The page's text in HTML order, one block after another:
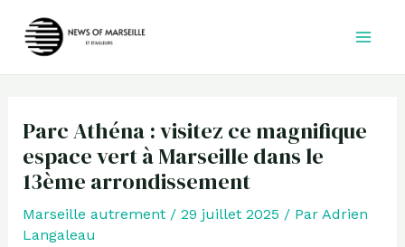
Parc Athéna : visitez ce magnifique
espace vert à Marseille dans le
13ème arrondissement
Marseille autrement/ 29 juillet 2025 / Par Adrien
Langaleau